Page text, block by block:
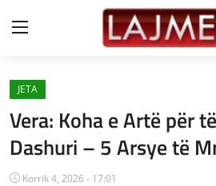
Shtëpi
LAJME MAQEDONI
SHQIPERI
JETA
Vera: Koha e Artë për
Dashuri – 5 Arsye të
Korrik 4, 2026 - 17:01